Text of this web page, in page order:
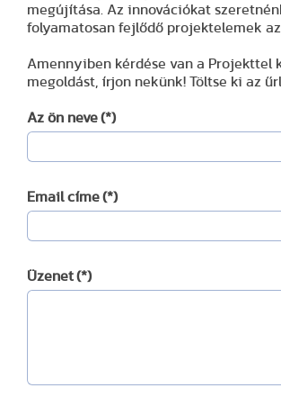
megújítása. Az innovációkat
folyamatosan fejlődő projektelemek
Amennyiben kérdése van a Projekttel
megoldást, írjon nekünk! Töltse ki az
Az ön neve(*)
Email címe(*)
Üzenet(*)